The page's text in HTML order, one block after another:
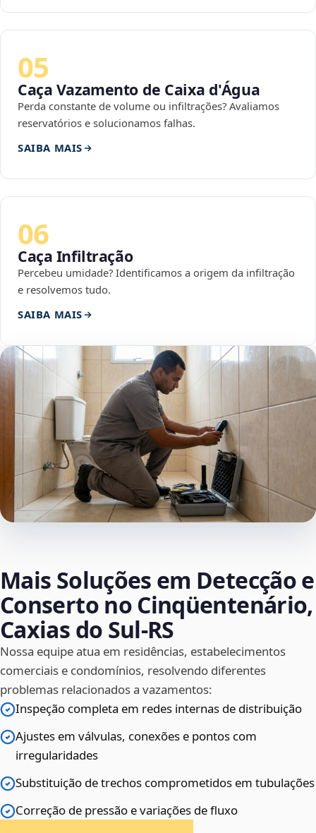
05
Caça Vazamento de Caixa d'Água
Perda constante de volume ou infiltrações? Avaliamos
reservatórios e solucionamos falhas.
SAIBA MAIS
06
Caça Infiltração
Percebeu umidade? Identificamos a origem da infiltração
e resolvemos tudo.
SAIBA MAIS
Mais Soluções em Detecção e
Conserto no Cinqüentenário,
Caxias do Sul‑RS
Nossa equipe atua em residências, estabelecimentos
comerciais e condomínios, resolvendo diferentes
problemas relacionados a vazamentos:
Inspeção completa em redes internas de distribuição
Ajustes em válvulas, conexões e pontos com
irregularidades
Substituição de trechos comprometidos em tubulações
Correção de pressão e variações de fluxo